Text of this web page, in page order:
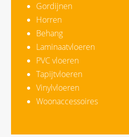
Gordijnen
Horren
Behang
Laminaatvloeren
PVC vloeren
Tapijtvloeren
Vinylvloeren
Woonaccessoires